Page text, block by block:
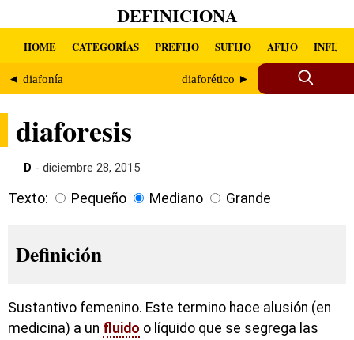
DEFINICIONA
HOME CATEGORÍAS PREFIJO SUFIJO AFIJO INFIJO
◄ diafonía diaforético ►
diaforesis
D - diciembre 28, 2015
Texto: Pequeño Mediano Grande
Definición
Sustantivo femenino. Este termino hace alusión (en
medicina) a un fluido o líquido que se segrega las